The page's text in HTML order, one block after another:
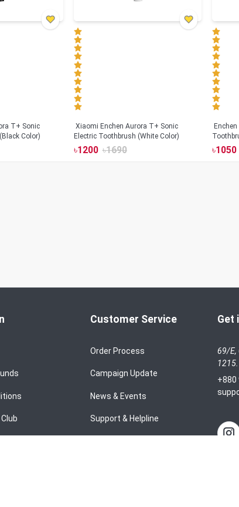
T+ Sonic
Color)
Xiaomi Enchen Aurora T+ Sonic
Electric Toothbrush (White Color)
৳1200 ৳1690 ৳1050
Customer Service
Order Process
Campaign Update
News & Events
Support & Helpline
Get
69/E,
1215.
+880